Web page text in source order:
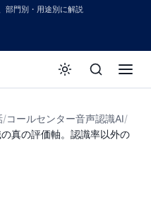
部門別・用途別に解説
/コールセンター音声認識AI/
真の評価軸。認識率以外の